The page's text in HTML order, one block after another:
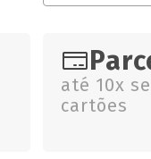
até 10x
cartões